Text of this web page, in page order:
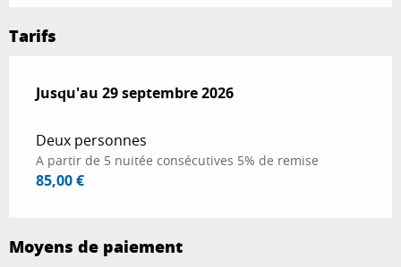
Tarifs
Du1 mai 2026au29 septembre 2026
Jusqu'au 29 septembre 2026
Deux personnes
A partir de 5 nuitée consécutives 5% de remise
85,00 €
Moyens de paiement